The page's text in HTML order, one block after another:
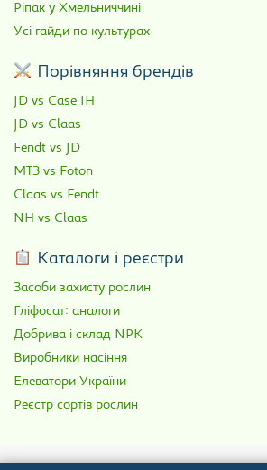
Ріпак у Хмельниччині
Усі гайди по культурах
Порівняння брендів
JD vs Case IH
JD vs Claas
Fendt vs JD
МТЗ vs Foton
Claas vs Fendt
NH vs Claas
Каталоги і реєстри
Засоби захисту рослин
Гліфосат: аналоги
Добрива і склад NPK
Виробники насіння
Елеватори України
Реєстр сортів рослин